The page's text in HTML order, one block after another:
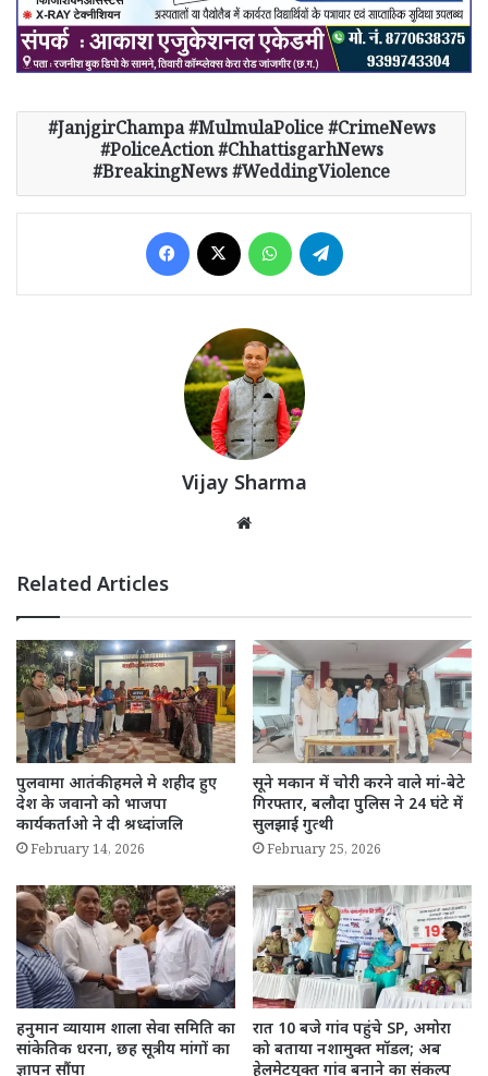
JanjgirChampa #MulmulaPolice #CrimeNews
#PoliceAction #ChhattisgarhNews
#BreakingNews #WeddingViolence
Facebook WhatsApp
Vijay Sharma
Related Articles
पुलवामा आतंकी हमले मे शहीद हुए
देश के जवानो को भाजपा
कार्यकर्ताओ ने दी श्रध्दांजलि
February 14, 2026
सूने मकान में चोरी करने वाले मां-बेटे
गिरफ्तार, बलौदा पुलिस ने 24 घंटे में
सुलझाई गुत्थी
February 25, 2026
हनुमान व्यायाम शाला सेवा समिति का
सांकेतिक धरना, छह सूत्रीय मांगों का
ज्ञापन सौंपा
रात 10 बजे गांव पहुंचे SP, अमोरा
को बताया नशामुक्त मॉडल; अब
हेलमेटयुक्त गांव बनाने का संकल्प